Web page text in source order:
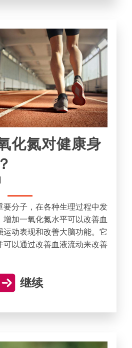
化氮对健康身
要分子，在各种生理过程中发
加一氧化氮水平可以改善血
动表现和改善大脑功能。它
可以通过改善血液流动来改善
继续